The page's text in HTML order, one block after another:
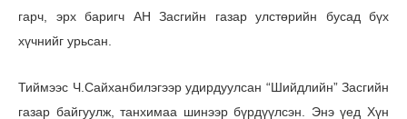
гарч, эрх баригч АН Засгийн газар улстөрийн бусад бүх
хүчнийг урьсан.
Тиймээс Ч.Сайханбилэгээр удирдуулсан “Шийдлийн” Засгийн
газар байгуулж, танхимаа шинээр бүрдүүлсэн. Энэ үед Хүн